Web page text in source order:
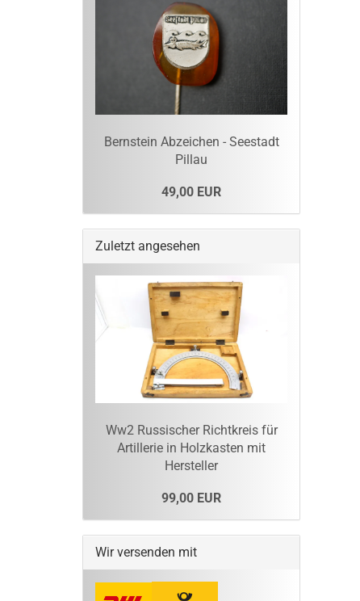
Bernstein Abzeichen - Seestadt
Pillau
49,00 EUR
Zuletzt angesehen
Ww2 Russischer Richtkreis für
Artillerie in Holzkasten mit
Hersteller
99,00 EUR
Wir versenden mit